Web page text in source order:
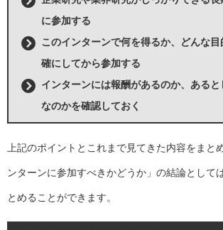
に参加する
このインターンで何を得るか、どんな目
確にしてから参加する
インターンには報酬があるのか、ある
なのかを確認しておく
上記のポイントとこれまで見てきた内容をまと
ンターンに参加すべきかどうか」の結論として
とめることができます。